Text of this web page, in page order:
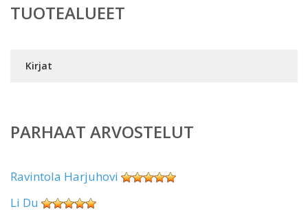
TUOTEALUEET
Kirjat
PARHAAT ARVOSTELUT
Ravintola Harjuhovi
Li Du